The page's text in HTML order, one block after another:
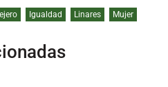
Igualdad Linares Mujer